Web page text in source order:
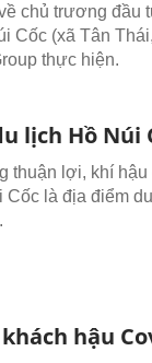
chủ trương đầu
Cốc (xã Tân
thực hiện.
lịch Hồ Núi
thuận lợi, khí hậu
là địa điểm
hậu